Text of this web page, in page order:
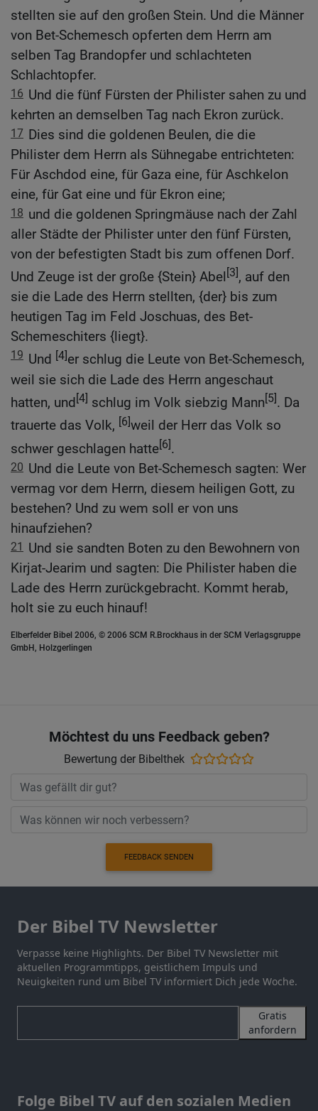
stellten sie auf den großen Stein. Und die Männer
von Bet-Schemesch opferten dem Herrn am
selben Tag Brandopfer und schlachteten
Schlachtopfer.
16 Und die fünf Fürsten der Philister sahen zu und
kehrten an demselben Tag nach Ekron zurück.
17 Dies sind die goldenen Beulen, die die
Philister dem Herrn als Sühnegabe entrichteten:
Für Aschdod eine, für Gaza eine, für Aschkelon
eine, für Gat eine und für Ekron eine;
18 und die goldenen Springmäuse nach der Zahl
aller Städte der Philister unter den fünf Fürsten,
von der befestigten Stadt bis zum offenen Dorf.
Und Zeuge ist der große {Stein} Abel [3], auf den
sie die Lade des Herrn stellten, {der} bis zum
heutigen Tag im Feld Joschuas, des Bet-
Schemeschiters {liegt}.
19 Und [4]er schlug die Leute von Bet-Schemesch,
weil sie sich die Lade des Herrn angeschaut
hatten, und[4] schlug im Volk siebzig Mann[5]. Da
trauerte das Volk, [6]weil der Herr das Volk so
schwer geschlagen hatte[6].
20 Und die Leute von Bet-Schemesch sagten: Wer
vermag vor dem Herrn, diesem heiligen Gott, zu
bestehen? Und zu wem soll er von uns
hinaufziehen?
21 Und sie sandten Boten zu den Bewohnern von
Kirjat-Jearim und sagten: Die Philister haben die
Lade des Herrn zurückgebracht. Kommt herab,
holt sie zu euch hinauf!
Elberfelder Bibel 2006, © 2006 SCM R.Brockhaus in der SCM Verlagsgruppe
GmbH, Holzgerlingen
Möchtest du uns Feedback geben?
Bewertung der Bibelthek
FEEDBACK SENDEN
Der Bibel TV Newsletter
Verpasse keine Highlights. Der Bibel TV Newsletter mit
aktuellen Programmtipps, geistlichem Impuls und
Neuigkeiten rund um Bibel TV informiert Dich jede Woche.
Gratis
anfordern
Folge Bibel TV auf den sozialen Medien